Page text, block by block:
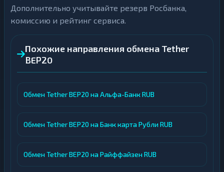
Дополнительно учитывайте резерв Росбанка,
комиссию и рейтинг сервиса.
Похожие направления обмена Tether
BEP20
Обмен Tether BEP20 на Альфа-Банк RUB
Обмен Tether BEP20 на Банк карта Рубли RUB
Обмен Tether BEP20 на Райффайзен RUB